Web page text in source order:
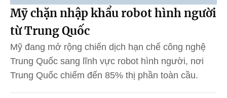
Mỹ chặn nhập khẩu robot hình người
từ Trung Quốc
Mỹ đang mở rộng chiến dịch hạn chế công nghệ
Trung Quốc sang lĩnh vực robot hình người, nơi
Trung Quốc chiếm đến 85% thị phần toàn cầu.